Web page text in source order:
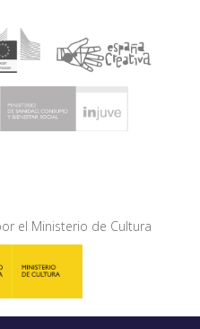
el Ministerio de Cultura